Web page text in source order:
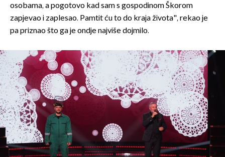
osobama, a pogotovo kad sam s gospodinom Škorom
zapjevao i zaplesao. Pamtit ću to do kraja života", rekao je
pa priznao što ga je ondje najviše dojmilo.